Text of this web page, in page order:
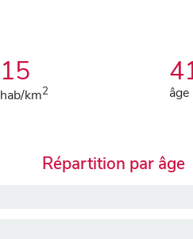
15
hab/km2
Répartition par âge